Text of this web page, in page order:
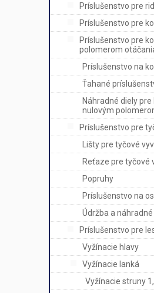
Príslušenstvo pre
Príslušenstvo pre
Príslušenstvo pre
polomerom
Príslušenstvo na
Ťahané
Náhradné diely pre
nulovým
Príslušenstvo pre
Lišty pre tyčové
Reťaze pre tyčové
Popruhy
Príslušenstvo na
Údržba a
Príslušenstvo pre
Vyžínacie hlavy
Vyžínacie lanká
Vyžínacie struny